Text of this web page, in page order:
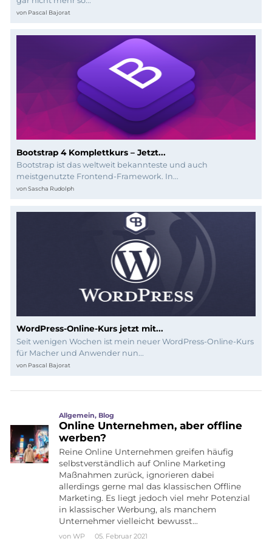
von Pascal Bajorat
Bootstrap 4 Komplettkurs – Jetzt...
Bootstrap ist das weltweit bekannteste und auch
meistgenutzte Frontend-Framework. In...
vonSascha Rudolph
WordPress-Online-Kurs jetzt mit...
Seit wenigen Wochen ist mein neuer WordPress-Online-Kurs
für Macher und Anwender nun...
von Pascal Bajorat
Allgemein, Blog
Online Unternehmen, aber offline
werben?
Reine Online Unternehmen greifen häufig
selbstverständlich auf Online Marketing
Maßnahmen zurück, ignorieren dabei
allerdings gerne mal das klassischen Offline
Marketing. Es liegt jedoch viel mehr Potenzial
in klassischer Werbung, als manchem
Unternehmer vielleicht bewusst…
vonWP 05. Februar 2021